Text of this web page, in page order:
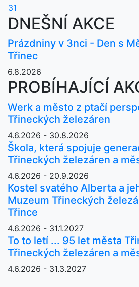
31
DNEŠNÍ AKCE
Prázdniny v 3nci - Den s
Třinec
6.8.2026
PROBÍHAJÍCÍ
Werk a město z ptačí
Třineckých železáren
4.6.2026 - 30.8.2026
Škola, která spojuje
Třineckých železáren a
4.6.2026 - 20.9.2026
Kostel svatého Alberta a
Muzeum Třineckých
Třince
4.6.2026 - 31.1.2027
To to letí ... 95 let města
Třineckých železáren a
4.6.2026 - 31.3.2027